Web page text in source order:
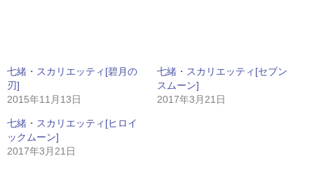
七緒・スカリエッティ[碧月の
刃]
2015年11月13日
七緒・スカリエッティ[セブン
スムーン]
2017年3月21日
七緒・スカリエッティ[ヒロイ
ックムーン]
2017年3月21日